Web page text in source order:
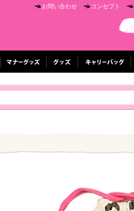
コンセプト
お問い合わせ